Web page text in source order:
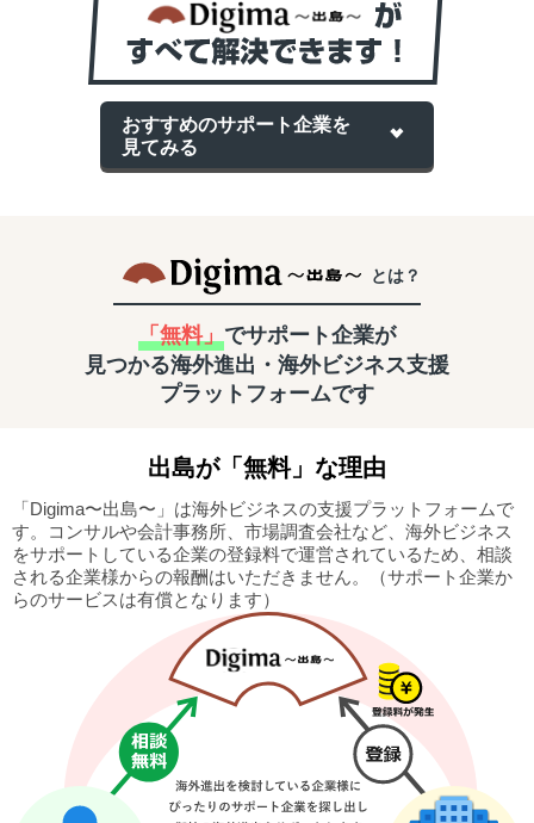
おすすめのサポート企業を
見てみる
とは？
「無料」 でサポート企業が
見つかる海外進出・海外ビジネス支援
プラットフォームです
出島が「無料」な理由
「Digima〜出島〜」は海外ビジネスの支援プラットフォームで
す。
コンサルや会計事務所、市場調査会社など、海外ビジネス
をサポートしている企業の登録料で運営されているため、相談
される企業様からの報酬はいただきません。
（サポート企業か
らのサービスは有償となります）